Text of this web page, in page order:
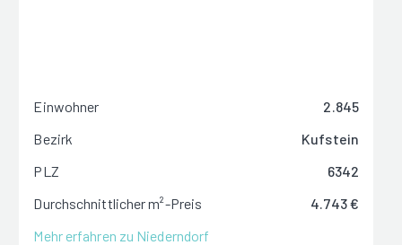
Einwohner
2.845
Bezirk
Kufstein
PLZ
6342
Durchschnittlicher m²-Preis
4.743 €
Mehr erfahren zu Niederndorf